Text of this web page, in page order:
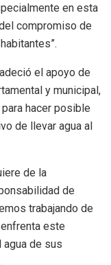
en esta
compromiso de
el apoyo de
y municipal,
hacer posible
de llevar agua al
de la
de
trabajando de
este
agua de sus